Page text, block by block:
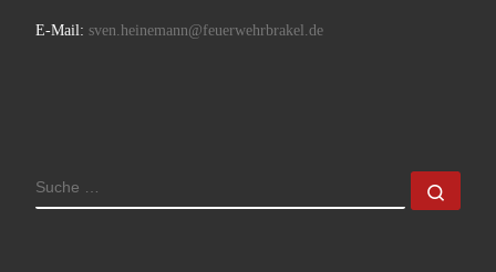
E-Mail: sven.heinemann@feuerwehrbrakel.de
SUCHE